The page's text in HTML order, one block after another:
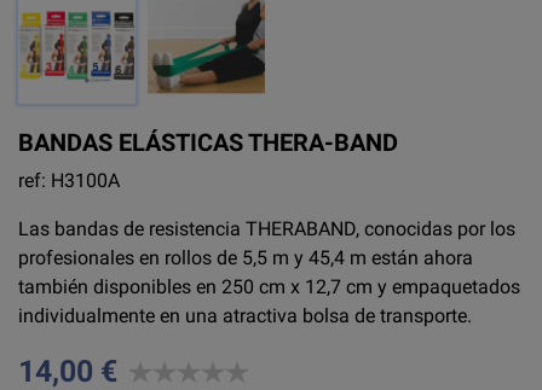
BANDAS ELÁSTICAS THERA-BAND
ref: H3100A
Las bandas de resistencia THERABAND, conocidas por los
profesionales en rollos de 5,5 m y 45,4 m están ahora
también disponibles en 250 cm x 12,7 cm y empaquetados
individualmente en una atractiva bolsa de transporte.
14,00 €